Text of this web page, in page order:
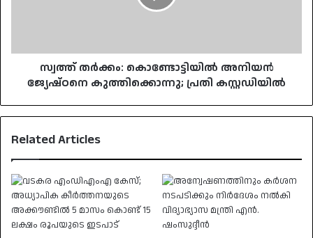
സ്വത്ത് തർക്കം: കൊണ്ടോട്ടിയിൽ അനിയൻ
ജ്യേഷ്ഠനെ കുത്തിക്കൊന്നു; പ്രതി കസ്റ്റഡിയിൽ
Related Articles